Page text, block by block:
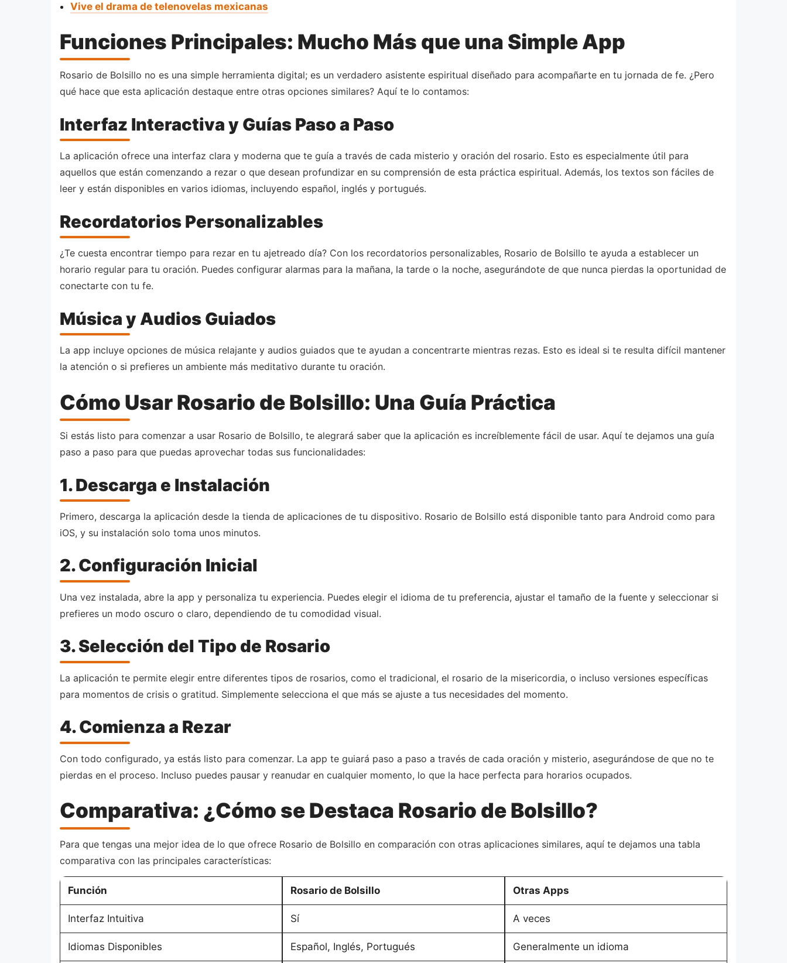
Vive el drama de telenovelas mexicanas
Funciones Principales: Mucho Más que una Simple App
Rosario de Bolsillo no es una simple herramienta digital; es un verdadero asistente espiritual diseñado para acompañarte en tu jornada de fe. ¿Pero
qué hace que esta aplicación destaque entre otras opciones similares? Aquí te lo contamos:
Interfaz Interactiva y Guías Paso a Paso
La aplicación ofrece una interfaz clara y moderna que te guía a través de cada misterio y oración del rosario. Esto es especialmente útil para
aquellos que están comenzando a rezar o que desean profundizar en su comprensión de esta práctica espiritual. Además, los textos son fáciles de
leer y están disponibles en varios idiomas, incluyendo español, inglés y portugués.
Recordatorios Personalizables
¿Te cuesta encontrar tiempo para rezar en tu ajetreado día? Con los recordatorios personalizables, Rosario de Bolsillo te ayuda a establecer un
horario regular para tu oración. Puedes configurar alarmas para la mañana, la tarde o la noche, asegurándote de que nunca pierdas la oportunidad de
conectarte con tu fe.
Música y Audios Guiados
La app incluye opciones de música relajante y audios guiados que te ayudan a concentrarte mientras rezas. Esto es ideal si te resulta difícil mantener
la atención o si prefieres un ambiente más meditativo durante tu oración.
Cómo Usar Rosario de Bolsillo: Una Guía Práctica
Si estás listo para comenzar a usar Rosario de Bolsillo, te alegrará saber que la aplicación es increíblemente fácil de usar. Aquí te dejamos una guía
paso a paso para que puedas aprovechar todas sus funcionalidades:
1. Descarga e Instalación
Primero, descarga la aplicación desde la tienda de aplicaciones de tu dispositivo. Rosario de Bolsillo está disponible tanto para Android como para
iOS, y su instalación solo toma unos minutos.
2. Configuración Inicial
Una vez instalada, abre la app y personaliza tu experiencia. Puedes elegir el idioma de tu preferencia, ajustar el tamaño de la fuente y seleccionar si
prefieres un modo oscuro o claro, dependiendo de tu comodidad visual.
3. Selección del Tipo de Rosario
La aplicación te permite elegir entre diferentes tipos de rosarios, como el tradicional, el rosario de la misericordia, o incluso versiones específicas
para momentos de crisis o gratitud. Simplemente selecciona el que más se ajuste a tus necesidades del momento.
4. Comienza a Rezar
Con todo configurado, ya estás listo para comenzar. La app te guiará paso a paso a través de cada oración y misterio, asegurándose de que no te
pierdas en el proceso. Incluso puedes pausar y reanudar en cualquier momento, lo que la hace perfecta para horarios ocupados.
Comparativa: ¿Cómo se Destaca Rosario de Bolsillo?
Para que tengas una mejor idea de lo que ofrece Rosario de Bolsillo en comparación con otras aplicaciones similares, aquí te dejamos una tabla
comparativa con las principales características:
Función Rosario de Bolsillo Otras Apps
Interfaz Intuitiva Sí A veces
Idiomas Disponibles Español, Inglés, Portugués Generalmente un idioma